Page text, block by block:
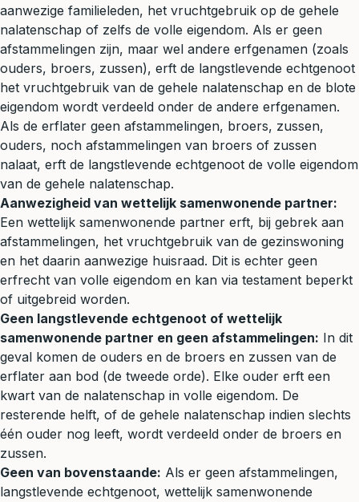
aanwezige familieleden, het vruchtgebruik op de gehele
nalatenschap of zelfs de volle eigendom. Als er geen
afstammelingen zijn, maar wel andere erfgenamen (zoals
ouders, broers, zussen), erft de langstlevende echtgenoot
het vruchtgebruik van de gehele nalatenschap en de blote
eigendom wordt verdeeld onder de andere erfgenamen.
Als de erflater geen afstammelingen, broers, zussen,
ouders, noch afstammelingen van broers of zussen
nalaat, erft de langstlevende echtgenoot de volle eigendom
van de gehele nalatenschap.
Aanwezigheid van wettelijk samenwonende partner:
Een wettelijk samenwonende partner erft, bij gebrek aan
afstammelingen, het vruchtgebruik van de gezinswoning
en het daarin aanwezige huisraad. Dit is echter geen
erfrecht van volle eigendom en kan via testament beperkt
of uitgebreid worden.
Geen langstlevende echtgenoot of wettelijk
samenwonende partner en geen afstammelingen: In dit
geval komen de ouders en de broers en zussen van de
erflater aan bod (de tweede orde). Elke ouder erft een
kwart van de nalatenschap in volle eigendom. De
resterende helft, of de gehele nalatenschap indien slechts
één ouder nog leeft, wordt verdeeld onder de broers en
zussen.
Geen van bovenstaande: Als er geen afstammelingen,
langstlevende echtgenoot, wettelijk samenwonende